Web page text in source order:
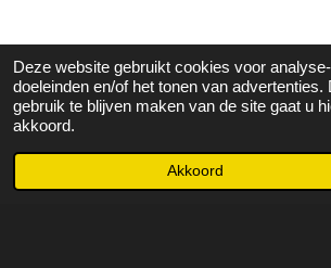
Deze website gebruikt cookies voor analyse-
doeleinden en/of het tonen van advertenties.
gebruik te blijven maken van de site gaat u
akkoord.
Akkoord